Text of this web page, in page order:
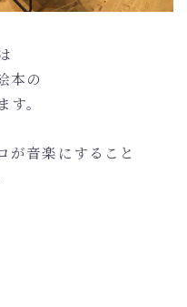
本の
。
が音楽にすること